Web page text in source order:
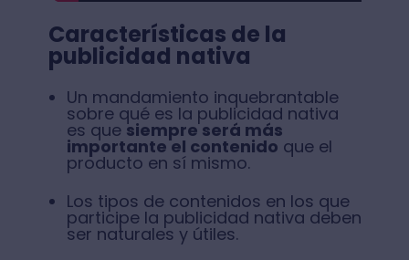
Características de la
publicidad nativa
Un mandamiento inquebrantable
sobre qué es la publicidad nativa
es que siempre será más
importante el contenido que el
producto en sí mismo.
Los tipos de contenidos en los que
participe la publicidad nativa deben
ser naturales y útiles.